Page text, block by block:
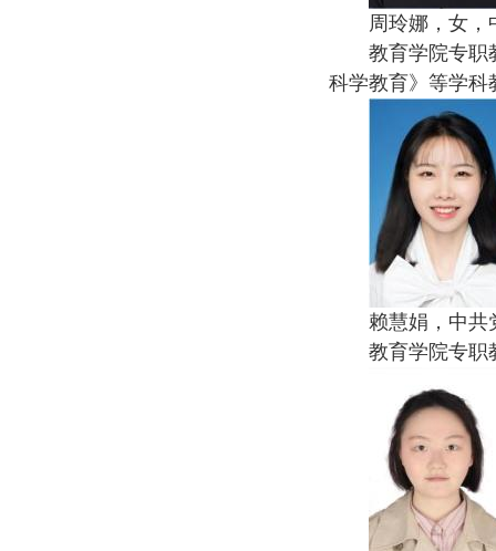
周玲娜，女
教育学院专职
科学教育》等学科
赖慧娟，中共
教育学院专职